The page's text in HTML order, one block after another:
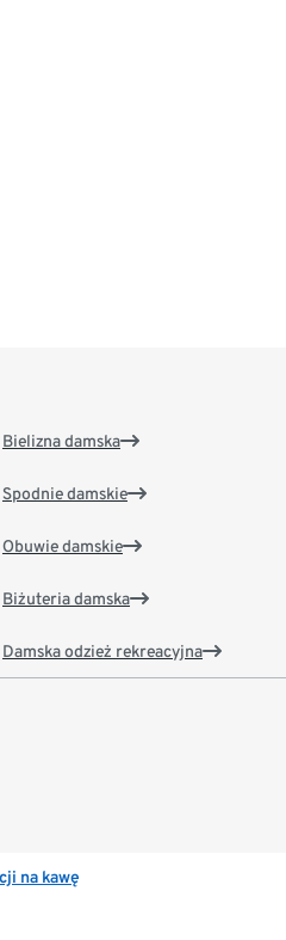
Bielizna damska
Spodnie damskie
Obuwie damskie
Biżuteria damska
Damska odzież rekreacyjna
na kawę